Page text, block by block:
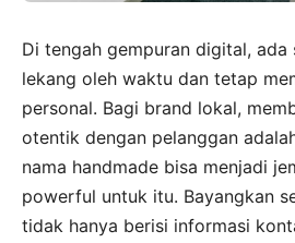
Di tengah gempuran digital, ada
lekang oleh waktu dan tetap
personal. Bagi brand lokal,
otentik dengan pelanggan
nama handmade bisa menjadi
powerful untuk itu. Bayangkan
tidak hanya berisi informasi